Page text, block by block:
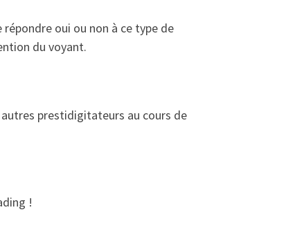
oui ou non à ce type de
du voyant.
prestidigitateurs au cours de
!